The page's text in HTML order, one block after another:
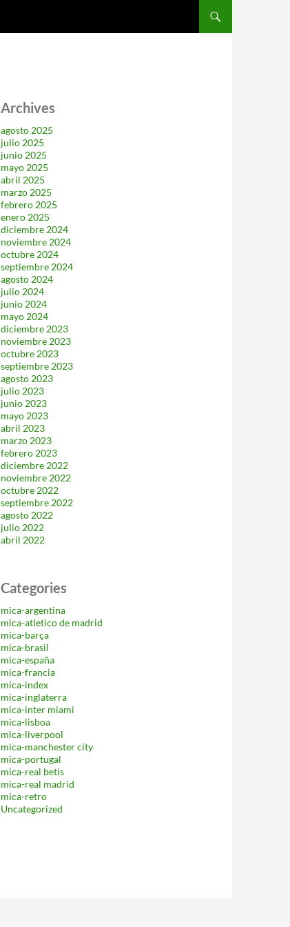
Archives
agosto 2025
julio 2025
junio 2025
mayo 2025
abril 2025
marzo 2025
febrero 2025
enero 2025
diciembre 2024
noviembre 2024
octubre 2024
septiembre 2024
agosto 2024
julio 2024
junio 2024
mayo 2024
diciembre 2023
noviembre 2023
octubre 2023
septiembre 2023
agosto 2023
julio 2023
junio 2023
mayo 2023
abril 2023
marzo 2023
febrero 2023
diciembre 2022
noviembre 2022
octubre 2022
septiembre 2022
agosto 2022
julio 2022
abril 2022
Categories
mica-argentina
mica-atletico de madrid
mica-barça
mica-brasil
mica-españa
mica-francia
mica-index
mica-inglaterra
mica-inter miami
mica-lisboa
mica-liverpool
mica-manchester city
mica-portugal
mica-real betis
mica-real madrid
mica-retro
Uncategorized